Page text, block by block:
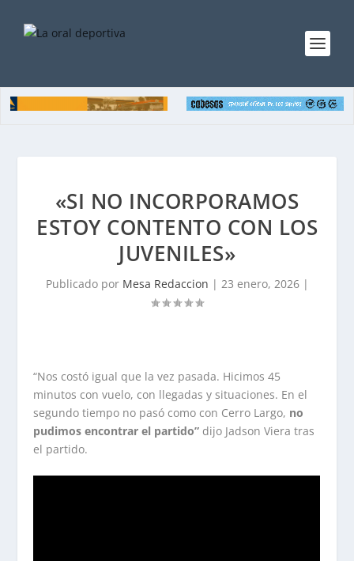
«SI NO INCORPORAMOS
ESTOY CONTENTO CON LOS
JUVENILES»
Publicado por Mesa Redaccion | 23 enero, 2026|
“Nos costó igual que la vez pasada. Hicimos 45
minutos con vuelo, con llegadas y situaciones. En el
segundo tiempo no pasó como con Cerro Largo, no
pudimos encontrar el partido” dijo Jadson Viera tras
el partido.